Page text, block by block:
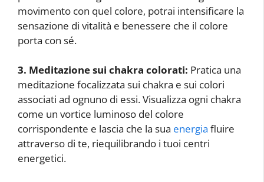
movimento con quel colore, potrai intensificare la
sensazione di vitalità e benessere che il colore
porta con sé.
3. Meditazione sui chakra colorati: Pratica una
meditazione focalizzata sui chakra e sui colori
associati ad ognuno di essi. Visualizza ogni chakra
come un vortice luminoso del colore
corrispondente e lascia che la sua energia fluire
attraverso di te, riequilibrando i tuoi centri
energetici.